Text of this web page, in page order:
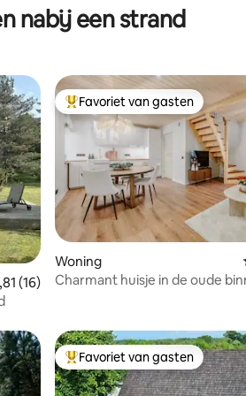
nabij een strand
beoordeling van 4,81 uit 5, 16
(16)
Topfavoriet van gasten
Favoriet van gasten
Woning
Charmant huisje in de oude
Topfavoriet van gasten
Favoriet van gasten